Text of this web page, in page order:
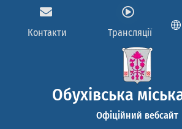
Контакти Трансляції
Обухівська
Офіційний вебсайт